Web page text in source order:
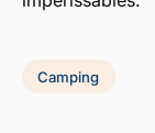
Camping